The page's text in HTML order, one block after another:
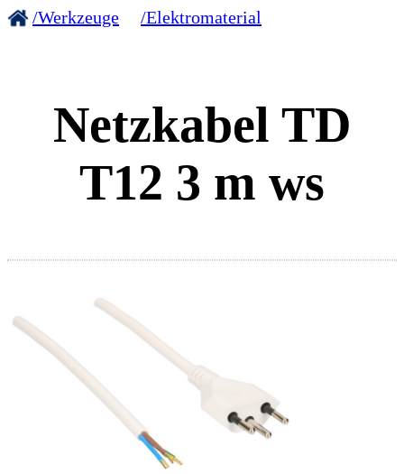
/Werkzeuge /Elektromaterial
Netzkabel TD
T12 3 m ws